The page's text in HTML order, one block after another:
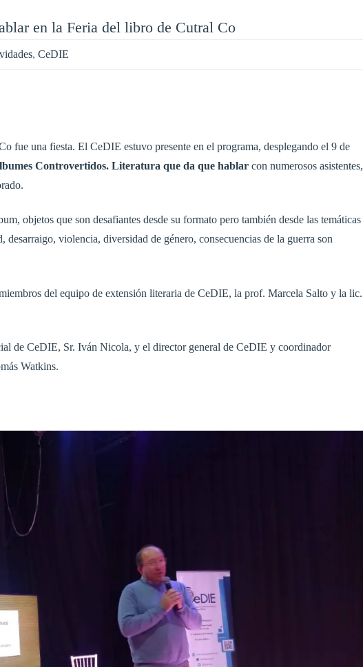
en la Feria del libro de Cutral Co
, CeDIE
fue una fiesta. El CeDIE estuvo presente en el programa, desplegando el 9 de
Controvertidos. Literatura que da que hablar con numerosos asistentes,
objetos que son desafiantes desde su formato pero también desde las temáticas
desarraigo, violencia, diversidad de género, consecuencias de la guerra son
del equipo de extensión literaria de CeDIE, la prof. Marcela Salto y la lic.
de CeDIE, Sr. Iván Nicola, y el director general de CeDIE y coordinador
Watkins.